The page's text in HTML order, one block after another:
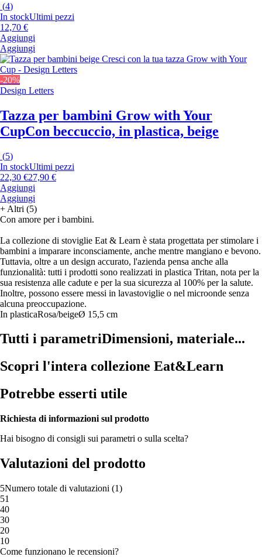
(4)
In stockUltimi pezzi
12,70 €
Aggiungi
Aggiungi
-20%
Design Letters
Tazza per bambini Grow with Your
CupCon beccuccio, in plastica, beige
(5)
In stockUltimi pezzi
22,30 €27,90 €
Aggiungi
Aggiungi
+ Altri (5)
Con amore per i bambini.
La collezione di stoviglie Eat & Learn è stata progettata per stimolare i
bambini a imparare inconsciamente, anche mentre mangiano e bevono.
Tuttavia, oltre a un design accurato, l'azienda pensa anche alla
funzionalità: tutti i prodotti sono realizzati in plastica Tritan, nota per la
sua resistenza alle cadute e per la sua sicurezza al 100% per la salute.
Inoltre, possono essere messi in lavastoviglie o nel microonde senza
alcuna preoccupazione.
In plasticaRosa/beigeØ 15,5 cm
Tutti i parametriDimensioni, materiale...
Scopri l'intera collezione Eat&Learn
Potrebbe esserti utile
Richiesta di informazioni sul prodotto
Hai bisogno di consigli sui parametri o sulla scelta?
Valutazioni del prodotto
5Numero totale di valutazioni (1)
51
40
30
20
10
Come funzionano le recensioni?